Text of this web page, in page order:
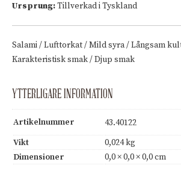
Ursprung:Tillverkad i Tyskland
Salami / Lufttorkat / Mild syra / Långsam
Karakteristisk smak / Djup smak
YTTERLIGARE INFORMATION
Artikelnummer
43.40122
Vikt
0,024 kg
Dimensioner
0,0 × 0,0 × 0,0 cm